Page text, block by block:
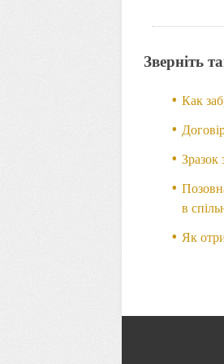
Зверніть
Как
Зразок
в
Як